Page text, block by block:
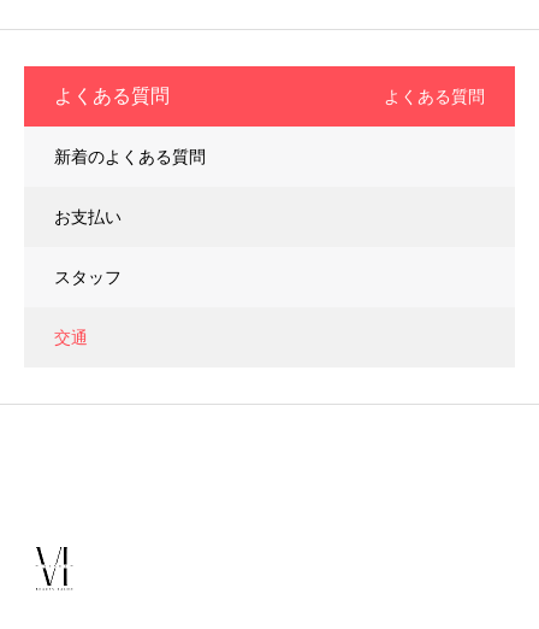
よくある質問 よくある質問
新着のよくある質問
お支払い
スタッフ
交通